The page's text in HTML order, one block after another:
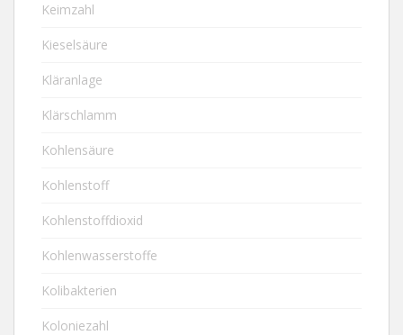
Keimzahl
Kieselsäure
Kläranlage
Klärschlamm
Kohlensäure
Kohlenstoff
Kohlenstoffdioxid
Kohlenwasserstoffe
Kolibakterien
Koloniezahl